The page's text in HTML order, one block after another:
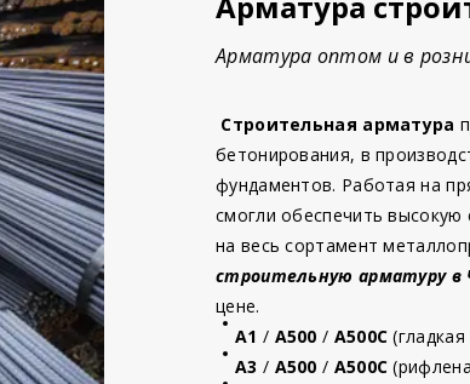
Арматура оптом и в
Строительная арматура
бетонирования, в
фундаментов. Работая на
смогли обеспечить высокую
на весь сортамент
строительную арматуру в
цене.
А1 / А500 / А500С
А3 / А500 / А500С